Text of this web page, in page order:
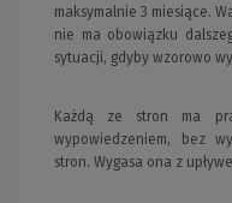
maksymalnie 3 miesiące.
nie ma obowiązku
sytuacji, gdyby wzorowo
Każdą ze stron ma
wypowiedzeniem, bez
stron. Wygasa ona z